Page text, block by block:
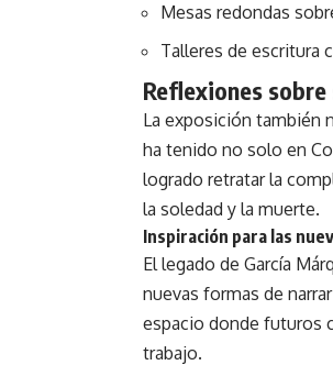
Mesas redondas
Talleres de escritura
Reflexiones
La exposición también
ha tenido no solo en
logrado retratar la
la soledad y la muerte.
Inspiración para las
El legado de García
nuevas formas de
espacio donde futuros
trabajo.